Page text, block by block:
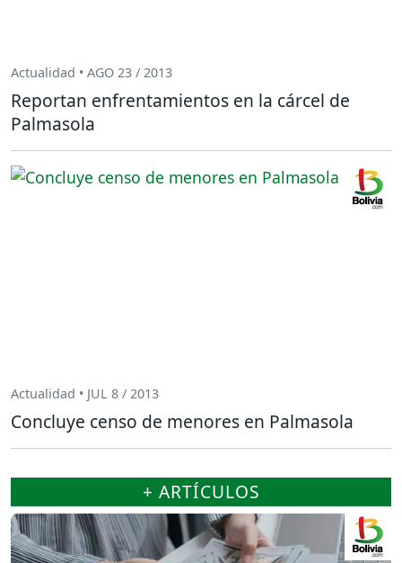
Actualidad • AGO 23 / 2013
Reportan enfrentamientos en la cárcel de
Palmasola
Actualidad • JUL 8 / 2013
Concluye censo de menores en Palmasola
+ ARTÍCULOS